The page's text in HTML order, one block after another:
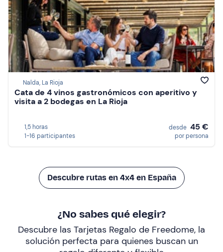
Nalda, La Rioja
Cata de 4 vinos gastronómicos con aperitivo y
visita a 2 bodegas en La Rioja
1,5 horas
1-16 participantes
desde 45 €
por persona
Descubre rutas en 4x4 en España
¿No sabes qué elegir?
Descubre las Tarjetas Regalo de Freedome, la
solución perfecta para quienes buscan un